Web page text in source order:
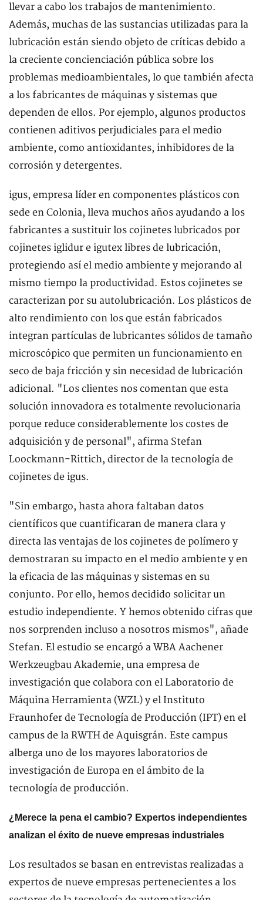
llevar a cabo los trabajos de mantenimiento.
Además, muchas de las sustancias utilizadas para la
lubricación están siendo objeto de críticas debido a
la creciente concienciación pública sobre los
problemas medioambientales, lo que también afecta
a los fabricantes de máquinas y sistemas que
dependen de ellos. Por ejemplo, algunos productos
contienen aditivos perjudiciales para el medio
ambiente, como antioxidantes, inhibidores de la
corrosión y detergentes.
igus, empresa líder en componentes plásticos con
sede en Colonia, lleva muchos años ayudando a los
fabricantes a sustituir los cojinetes lubricados por
cojinetes iglidur e igutex libres de lubricación,
protegiendo así el medio ambiente y mejorando al
mismo tiempo la productividad. Estos cojinetes se
caracterizan por su autolubricación. Los plásticos de
alto rendimiento con los que están fabricados
integran partículas de lubricantes sólidos de tamaño
microscópico que permiten un funcionamiento en
seco de baja fricción y sin necesidad de lubricación
adicional. "Los clientes nos comentan que esta
solución innovadora es totalmente revolucionaria
porque reduce considerablemente los costes de
adquisición y de personal", afirma Stefan
Loockmann-Rittich, director de la tecnología de
cojinetes de igus.
"Sin embargo, hasta ahora faltaban datos
científicos que cuantificaran de manera clara y
directa las ventajas de los cojinetes de polímero y
demostraran su impacto en el medio ambiente y en
la eficacia de las máquinas y sistemas en su
conjunto. Por ello, hemos decidido solicitar un
estudio independiente. Y hemos obtenido cifras que
nos sorprenden incluso a nosotros mismos", añade
Stefan. El estudio se encargó a WBA Aachener
Werkzeugbau Akademie, una empresa de
investigación que colabora con el Laboratorio de
Máquina Herramienta (WZL) y el Instituto
Fraunhofer de Tecnología de Producción (IPT) en el
campus de la RWTH de Aquisgrán. Este campus
alberga uno de los mayores laboratorios de
investigación de Europa en el ámbito de la
tecnología de producción.
¿Merece la pena el cambio? Expertos independientes
analizan el éxito de nueve empresas industriales
Los resultados se basan en entrevistas realizadas a
expertos de nueve empresas pertenecientes a los